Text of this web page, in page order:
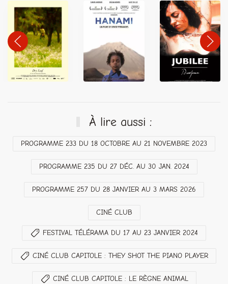
À lire aussi :
PROGRAMME 233 DU 18 OCTOBRE AU 21 NOVEMBRE 2023
PROGRAMME 235 DU 27 DÉC. AU 30 JAN. 2024
PROGRAMME 257 DU 28 JANVIER AU 3 MARS 2026
CINÉ CLUB
FESTIVAL TÉLÉRAMA DU 17 AU 23 JANVIER 2024
CINÉ CLUB CAPITOLE : THEY SHOT THE PIANO PLAYER
CINÉ CLUB CAPITOLE : LE RÈGNE ANIMAL